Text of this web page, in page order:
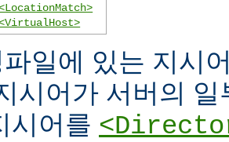
일에 있는 지시
시어가 서버의
시어를